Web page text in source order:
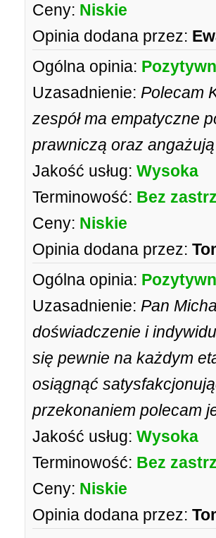
Ceny: Niskie
Opinia dodana przez:
Ogólna opinia:
Uzasadnienie: Polecam
zespół ma empatyczne
prawniczą oraz
Jakość usług: Wysoka
Terminowość: Bez
Ceny: Niskie
Opinia dodana przez:
Ogólna opinia:
Uzasadnienie: Pan
doświadczenie i
się pewnie na każdym
osiągnąć
przekonaniem polecam
Jakość usług: Wysoka
Terminowość: Bez
Ceny: Niskie
Opinia dodana przez: